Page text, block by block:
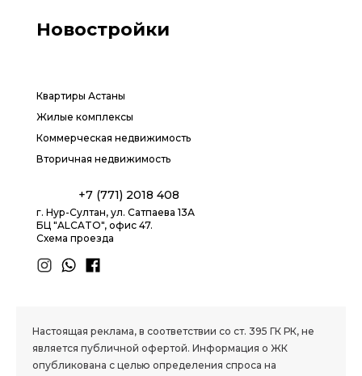
Новостройки
Квартиры Астаны
Жилые комплексы
Коммерческая недвижимость
Вторичная недвижимость
+7 (771) 2018 408
г. Нур-Султан, ул. Сатпаева 13А
БЦ "ALCATO", офис 47.
Схема проезда
Настоящая реклама, в соответствии со ст. 395 ГК РК, не
является публичной офертой. Информация о ЖК
опубликована с целью определения спроса на